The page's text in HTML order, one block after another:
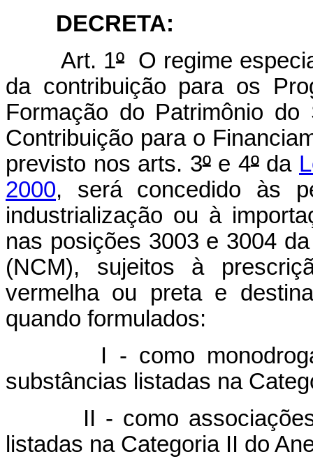
DECRETA:
Art. 1º O regime
da contribuição para os
Formação do Patrimônio
Contribuição para o
previsto nos arts. 3ºe 4ºda
2000, será concedido às
industrialização ou à
nas posições 3003 e 3004
(NCM), sujeitos à
vermelha ou preta e
quando formulados:
I - como monodrogas,
substâncias listadas na
II - como associações,
listadas na Categoria II do